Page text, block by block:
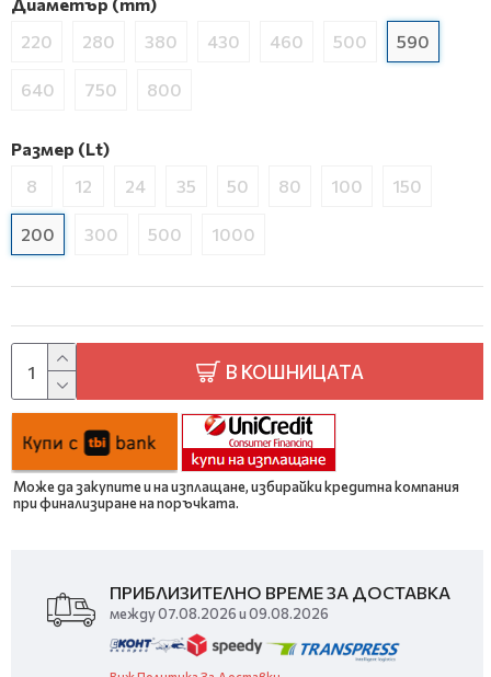
220
280 380 430 460 500 590
640 750 800
Размер (Lt)
8
12 24 35 50 80 100 150
200 300 500 1000
В КОШНИЦАТА
Може да закупите и на изплащане, избирайки кредитна компания
при финализиране на поръчката.
ПРИБЛИЗИТЕЛНО ВРЕМЕ ЗА ДОСТАВКА
между 07.08.2026 и 09.08.2026